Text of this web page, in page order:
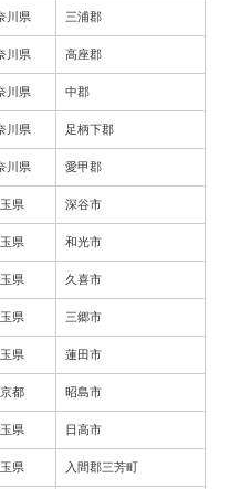
川県 三浦郡
川県 高座郡
川県 中郡
川県 足柄下郡
川県 愛甲郡
県 深谷市
県 和光市
県 久喜市
県 三郷市
県 蓮田市
都 昭島市
県 日高市
県 入間郡三芳町